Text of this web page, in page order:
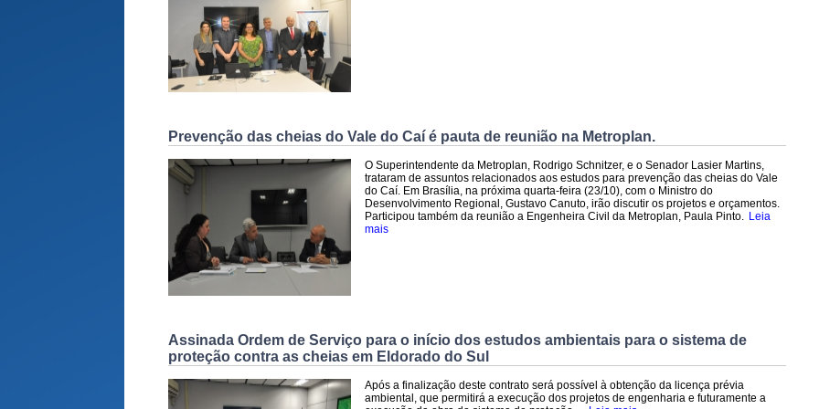
Prevenção das cheias do Vale do Caí é pauta de reunião na Metroplan.
O Superintendente da Metroplan, Rodrigo Schnitzer, e o Senador Lasier Martins,
trataram de assuntos relacionados aos estudos para prevenção das cheias do Vale
do Caí. Em Brasília, na próxima quarta-feira (23/10), com o Ministro do
Desenvolvimento Regional, Gustavo Canuto, irão discutir os projetos e orçamentos.
Participou também da reunião a Engenheira Civil da Metroplan, Paula Pinto. Leia
mais
Assinada Ordem de Serviço para o início dos estudos ambientais para o sistema de
proteção contra as cheias em Eldorado do Sul
Após a finalização deste contrato será possível à obtenção da licença prévia
ambiental, que permitirá a execução dos projetos de engenharia e futuramente a